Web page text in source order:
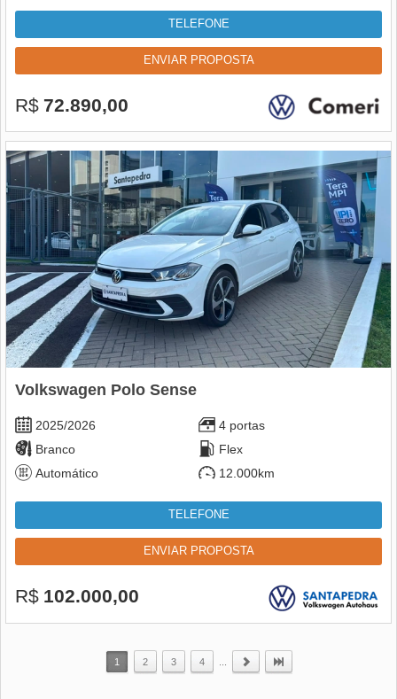
TELEFONE
ENVIAR PROPOSTA
R$ 72.890,00
Volkswagen Polo Sense
2025/2026
4 portas
Branco
Flex
Automático
12.000km
TELEFONE
ENVIAR PROPOSTA
R$ 102.000,00
1 2 3 4